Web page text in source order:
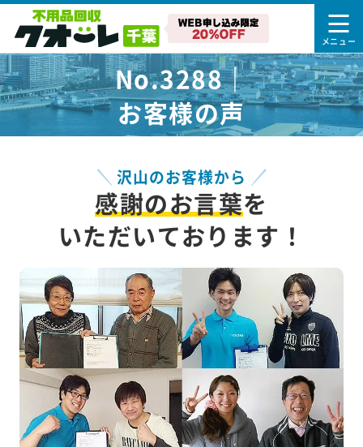
No.3288｜
お客様の声
沢山のお客様から
感謝のお言葉を
いただいております！